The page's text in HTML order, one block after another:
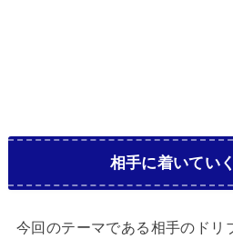
相手に着いてい
今回のテーマである相手のドリ